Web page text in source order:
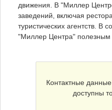
движения. В "Миллер
заведений, включая
туристических агентств. В
"Миллер Центра"
Контактные
доступны